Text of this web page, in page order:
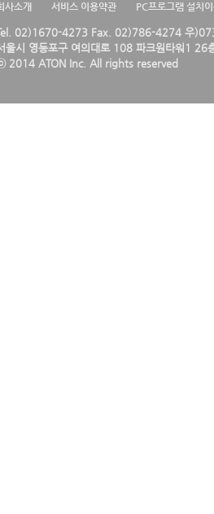
사소개 서비스 이용약관 PC프로그램 설치
02)1670-4273 Fax. 02)786-4274 우
울시 영등포구 여의대로 108 파크원타워1 26
2014 ATON Inc. All rights reserved